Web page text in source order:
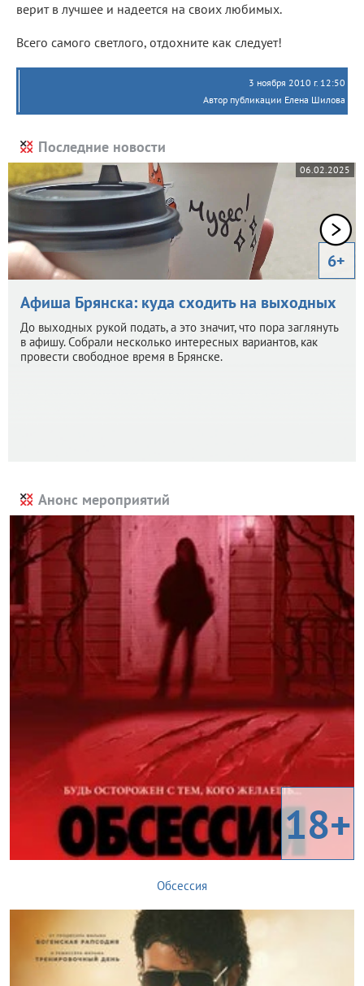
верит в лучшее и надеется на своих любимых.
Всего самого светлого, отдохните как следует!
3 ноября 2010 г. 12:50
Автор публикации Елена Шилова
Последние новости
06.02.2025
6+
Афиша Брянска: куда сходить на выходных
До выходных рукой подать, а это значит, что пора заглянуть
в афишу. Собрали несколько интересных вариантов, как
провести свободное время в Брянске.
Анонс мероприятий
18+
Обсессия